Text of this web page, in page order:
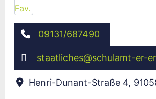
09131/687490
staatliches@schulamt-er-
Henri-Dunant-Straße 4,